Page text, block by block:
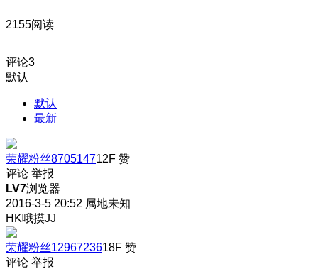
2155阅读
评论3
默认
默认
最新
荣耀粉丝870514712F 赞
评论 举报
LV7浏览器
2016-3-5 20:52 属地未知
HK哦摸JJ
荣耀粉丝1296723618F 赞
评论 举报